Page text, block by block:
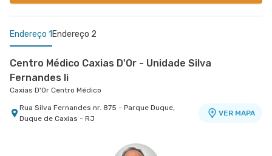
Endereço 1 Endereço 2
Centro Médico Caxias D'Or - Unidade Silva
Fernandes Ii
Caxias D'Or Centro Médico
Rua Silva Fernandes nr. 875 - Parque Duque,
Duque de Caxias - RJ
VER MAPA